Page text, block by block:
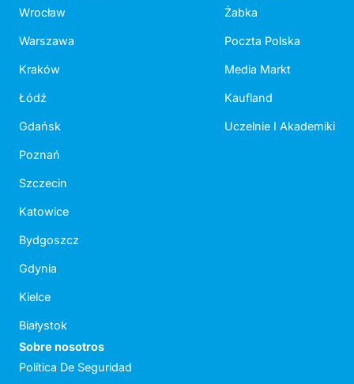
Wrocław
Warszawa
Kraków
Łódź
Gdańsk
Poznań
Szczecin
Katowice
Bydgoszcz
Gdynia
Kielce
Białystok
Żabka
Poczta Polska
Media Markt
Kaufland
Uczelnie I Akademiki
Sobre nosotros
Política De Seguridad